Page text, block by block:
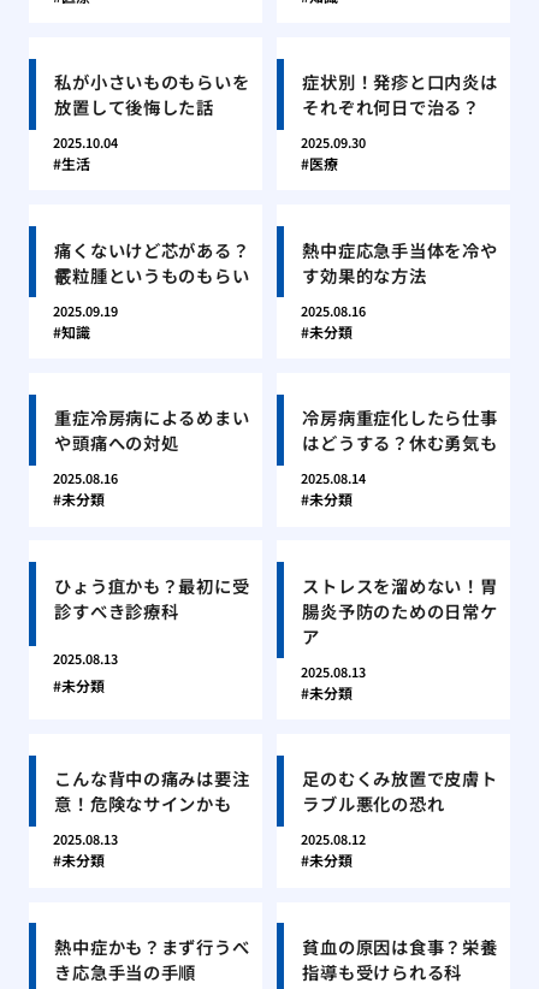
私が小さいものもらいを
放置して後悔した話
2025.10.04
生活
症状別！発疹と口内炎は
それぞれ何日で治る？
2025.09.30
医療
痛くないけど芯がある？
霰粒腫というものもらい
2025.09.19
知識
熱中症応急手当体を冷や
す効果的な方法
2025.08.16
未分類
重症冷房病によるめまい
や頭痛への対処
2025.08.16
未分類
冷房病重症化したら仕事
はどうする？休む勇気も
2025.08.14
未分類
ひょう疽かも？最初に受
診すべき診療科
2025.08.13
未分類
ストレスを溜めない！胃
腸炎予防のための日常ケ
ア
2025.08.13
未分類
こんな背中の痛みは要注
意！危険なサインかも
2025.08.13
未分類
足のむくみ放置で皮膚ト
ラブル悪化の恐れ
2025.08.12
未分類
熱中症かも？まず行うべ
き応急手当の手順
貧血の原因は食事？栄養
指導も受けられる科